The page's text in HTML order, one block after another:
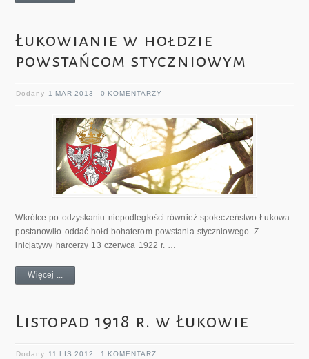
Łukowianie w hołdzie
powstańcom styczniowym
Dodany 1 MAR 2013 0 KOMENTARZY
Wkrótce po odzyskaniu niepodległości również społeczeństwo Łukowa
postanowiło oddać hołd bohaterom powstania styczniowego. Z
inicjatywy harcerzy 13 czerwca 1922 r. …
Więcej ...
Listopad 1918 r. w Łukowie
Dodany 11 LIS 2012 1 KOMENTARZ